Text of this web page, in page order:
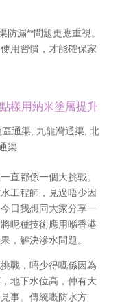
防漏**問題更應重視。
用習慣，才能確保家
樣用納米塗層提升
區通渠, 九龍灣通渠, 北
渠
直都係一個大挑戰。
工程師，見過唔少因
日我想同大家分享一
呢種技術應用喺香港
，解決滲水問題。
戰，唔少得嘅係因為
地下水位高，仲有大
事。傳統嘅防水方